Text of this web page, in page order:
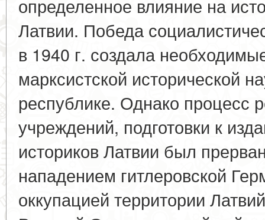
определенное влияние на
Латвии. Победа
в 1940 г. создала
марксистской исторической
республике. Однако процесс
учреждений, подготовки к
историков Латвии был
нападением гитлеровской
оккупацией территории